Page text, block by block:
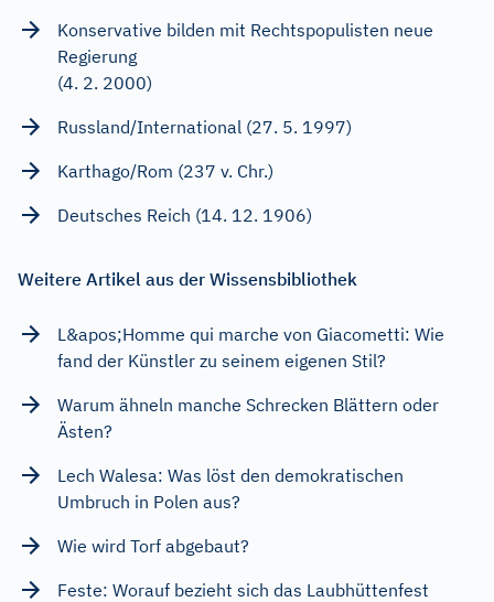
Konservative bilden mit Rechtspopulisten neue
Regierung
(4. 2. 2000)
Russland/International (27. 5. 1997)
Karthago/Rom (237 v. Chr.)
Deutsches Reich (14. 12. 1906)
Weitere Artikel aus der Wissensbibliothek
L&apos;Homme qui marche von Giacometti: Wie
fand der Künstler zu seinem eigenen Stil?
Warum ähneln manche Schrecken Blättern oder
Ästen?
Lech Walesa: Was löst den demokratischen
Umbruch in Polen aus?
Wie wird Torf abgebaut?
Feste: Worauf bezieht sich das Laubhüttenfest